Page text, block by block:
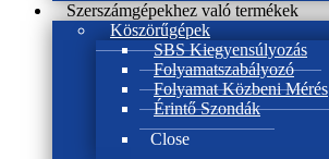
Szerszámgépekhez való termékek
Köszörűgépek
SBS Kiegyensúlyozás
Folyamatszabályozó
Folyamat Közbeni Mérés
Érintő Szondák
Close